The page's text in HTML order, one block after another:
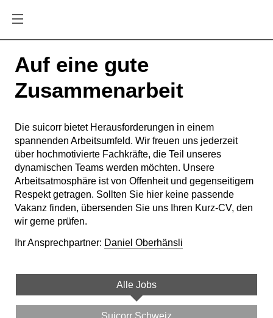
Auf eine gute
Zusammenarbeit
Die suicorr bietet Herausforderungen in einem
spannenden Arbeitsumfeld. Wir freuen uns jederzeit
über hochmotivierte Fachkräfte, die Teil unseres
dynamischen Teams werden möchten. Unsere
Arbeitsatmosphäre ist von Offenheit und gegenseitigem
Respekt getragen. Sollten Sie hier keine passende
Vakanz finden, übersenden Sie uns Ihren Kurz-CV, den
wir gerne prüfen.
Ihr Ansprechpartner: Daniel Oberhänsli
Alle Jobs
Suicorr Schweiz